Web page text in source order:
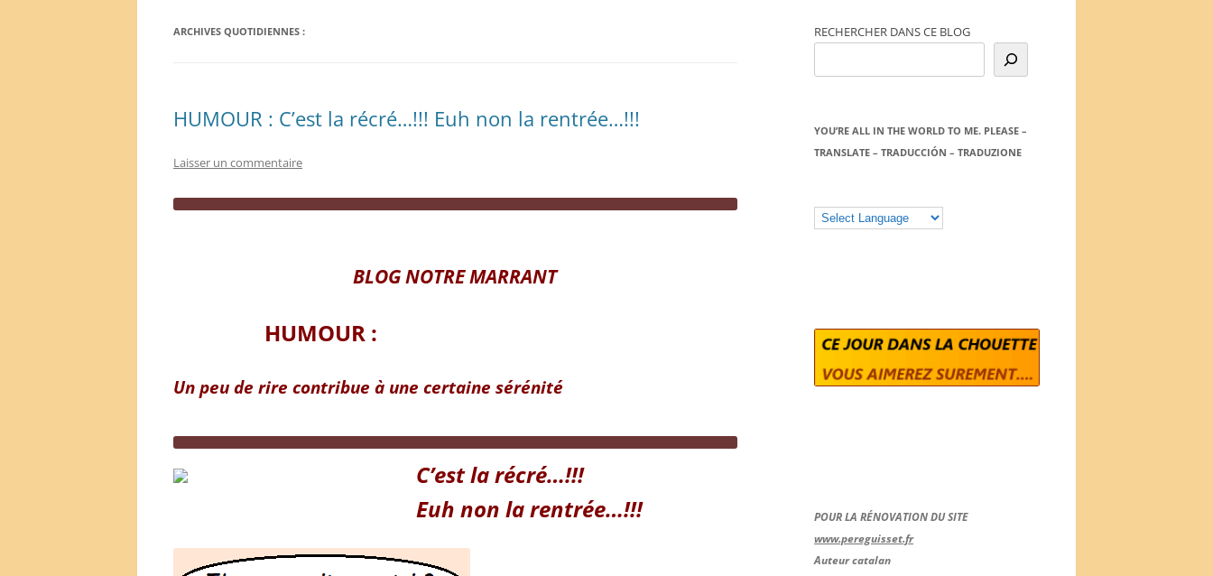
ARCHIVES QUOTIDIENNES :
HUMOUR : C’est la récré…!!! Euh non la rentrée…!!!
Laisser un commentaire
BLOG NOTRE MARRANT
HUMOUR :
Un peu de rire contribue à une certaine sérénité
C’est la récré…!!!
Euh non la rentrée…!!!
RECHERCHER DANS CE BLOG
YOU’RE ALL IN THE WORLD TO ME. PLEASE –
TRANSLATE – TRADUCCIÓN – TRADUZIONE
POUR LA RÉNOVATION DU SITE
www.pereguisset.fr
Auteur catalan